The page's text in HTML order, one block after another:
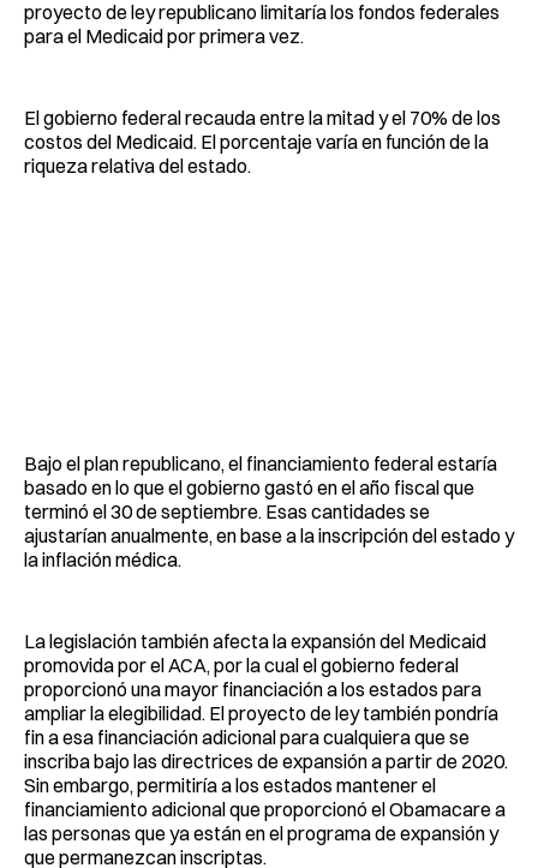
proyecto de ley republicano limitaría los fondos federales
para el Medicaid por primera vez.
El gobierno federal recauda entre la mitad y el 70% de los
costos del Medicaid. El porcentaje varía en función de la
riqueza relativa del estado.
Bajo el plan republicano, el financiamiento federal estaría
basado en lo que el gobierno gastó en el año fiscal que
terminó el 30 de septiembre. Esas cantidades se
ajustarían anualmente, en base a la inscripción del estado y
la inflación médica.
La legislación también afecta la expansión del Medicaid
promovida por el ACA, por la cual el gobierno federal
proporcionó una mayor financiación a los estados para
ampliar la elegibilidad. El proyecto de ley también pondría
fin a esa financiación adicional para cualquiera que se
inscriba bajo las directrices de expansión a partir de 2020.
Sin embargo, permitiría a los estados mantener el
financiamiento adicional que proporcionó el Obamacare a
las personas que ya están en el programa de expansión y
que permanezcan inscriptas.